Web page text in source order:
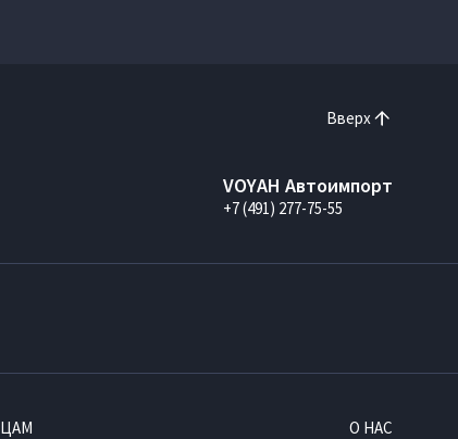
Вверх
VOYAH Автоимпорт
+7 (491) 277-75-55
О НАС